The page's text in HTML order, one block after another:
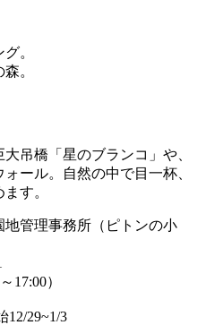
。
。
吊橋「星のブランコ」や、
ール。自然の中で目一杯、
す。
管理事務所（ピトンの小
17:00）
12/29~1/3